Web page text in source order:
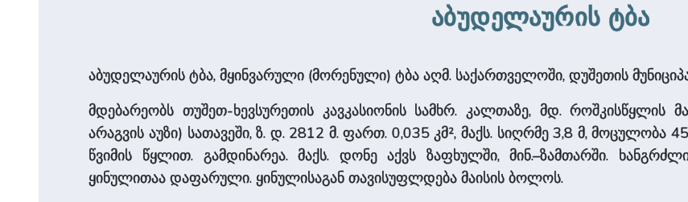
აბუდელაურის ტბა
აბუდელაურის ტბა, მყინვარული (მორენული) ტბა აღმ. საქართველოში, დუშეთის
მდებარეობს თუშეთ-ხევსურეთის კავკასიონის სამხრ. კალთაზე, მდ. როშკისწყლის
არაგვის აუზი) სათავეში, ზ. დ. 2812 მ. ფართ. 0,035 კმ², მაქს. სიღრმე 3,8 მ, მოცულობა
წვიმის წყლით. გამდინარეა. მაქს. დონე აქვს ზაფხულში, მინ.–ზამთარში.
ყინულითაა დაფარული. ყინულისაგან თავისუფლდება მაისის ბოლოს.